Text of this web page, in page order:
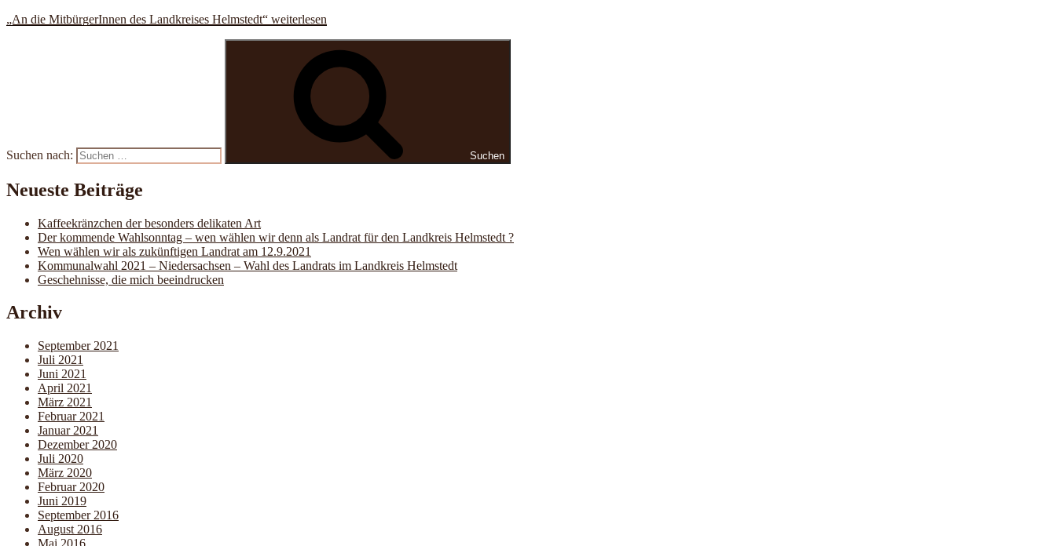
„An die MitbürgerInnen des Landkreises Helmstedt“ weiterlesen
Suchen nach: Suchen
Neueste Beiträge
Kaffeekränzchen der besonders delikaten Art
Der kommende Wahlsonntag – wen wählen wir denn als Landrat für den Landkreis Helmstedt ?
Wen wählen wir als zukünftigen Landrat am 12.9.2021
Kommunalwahl 2021 – Niedersachsen – Wahl des Landrats im Landkreis Helmstedt
Geschehnisse, die mich beeindrucken
Archiv
September 2021
Juli 2021
Juni 2021
April 2021
März 2021
Februar 2021
Januar 2021
Dezember 2020
Juli 2020
März 2020
Februar 2020
Juni 2019
September 2016
August 2016